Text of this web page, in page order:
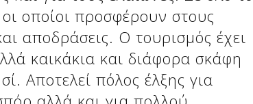
οποίοι προσφέρουν στους
αποδράσεις. Ο τουρισμός έχει
καικάκια και διάφορα σκάφη
Αποτελεί πόλος έλξης για